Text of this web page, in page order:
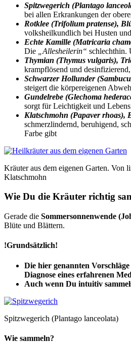
Spitzwegerich (Plantago
bei allen Erkrankungen der
Rotklee (Trifolium pratense),
volksheilkundlich bei Husten
Echte Kamille (Matricaria
Die
„Allesheilerin“ schlechthin.
Thymian (Thymus vulgaris),
krampflösend und
Schwarzer Hollunder
steigert die körpereigenen
Gundelrebe (Glechoma
sorgt für Leichtigkeit und
Klatschmohn (Papaver rhoas),
schmerzlindernd, beruhigend,
Farbe gibt
Kräuter aus dem eigenen Garten. Von
Klatschmohn
Wie Du die Kräuter richtig
Gerade die Sommersonnenwende
Blüte und Blättern.
!Grundsätzlich!
Die hier genannten
Diagnose eines erfahrenen
Auch wenn Du intuitiv
Spitzwegerich (Plantago lanceolata)
Wie sammeln?